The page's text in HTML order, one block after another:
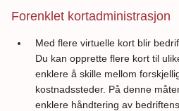
Forenklet kortadministrasjon
Med flere virtuelle kort blir
Du kan opprette flere kort til
enklere å skille mellom
kostnadssteder. På denne
enklere håndtering av